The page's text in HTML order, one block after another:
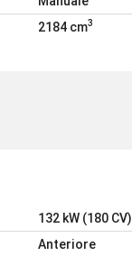
2184 cm3
132 kW (180 CV)
Anteriore